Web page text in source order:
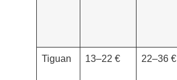
Tiguan 13–22 € 22–36 €